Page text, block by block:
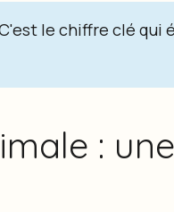
le chiffre clé qui
: une